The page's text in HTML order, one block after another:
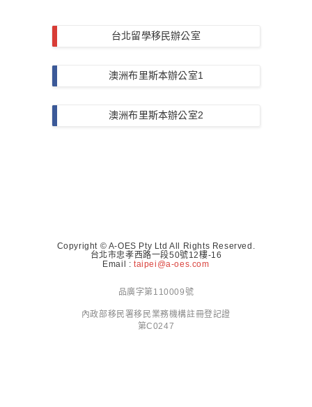
台北留學移民辦公室
澳洲布里斯本辦公室1
澳洲布里斯本辦公室2
Copyright © A-OES Pty Ltd All Rights Reserved.
台北市忠孝西路一段50號12樓-16
Email :taipei@a-oes.com
品廣字第110009號
內政部移民署移民業務機構註冊登記證
第C0247